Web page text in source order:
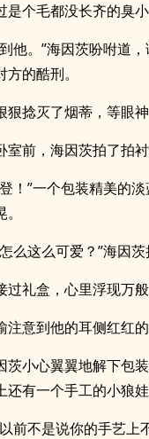
是个毛都没长齐的臭小
他。”海因茨吩咐道
的酷刑。
狠捻灭了烟蒂，等眼
室前，海因茨拍了拍
！”一个包装精美的
么这么可爱？”海因
过礼盒，心里浮现万
注意到他的耳侧红红
茨小心翼翼地解下包
还有一个手工的小狼
前不是说你的手艺上